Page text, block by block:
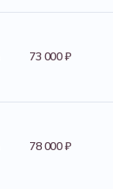
73 000 ₽
78 000 ₽